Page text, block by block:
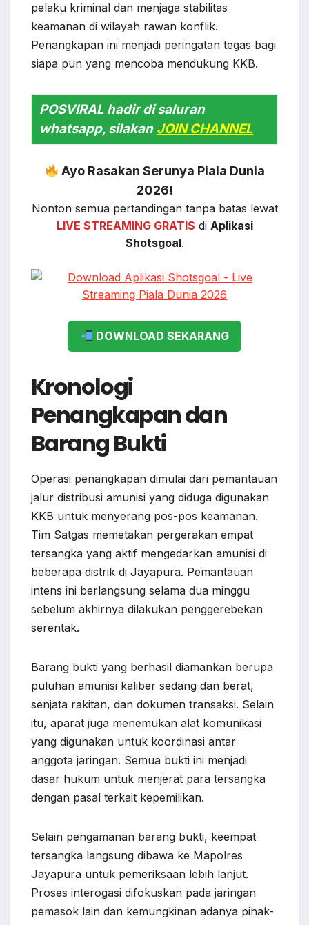
pelaku kriminal dan menjaga stabilitas
keamanan di wilayah rawan konflik.
Penangkapan ini menjadi peringatan tegas bagi
siapa pun yang mencoba mendukung KKB.
POSVIRAL hadir di saluran
whatsapp, silakan JOIN CHANNEL
Ayo Rasakan Serunya Piala Dunia
2026!
Nonton semua pertandingan tanpa batas lewat
LIVE STREAMING GRATIS di Aplikasi
Shotsgoal.
DOWNLOAD SEKARANG
Kronologi
Penangkapan dan
Barang Bukti
Operasi penangkapan dimulai dari pemantauan
jalur distribusi amunisi yang diduga digunakan
KKB untuk menyerang pos-pos keamanan.
Tim Satgas memetakan pergerakan empat
tersangka yang aktif mengedarkan amunisi di
beberapa distrik di Jayapura. Pemantauan
intens ini berlangsung selama dua minggu
sebelum akhirnya dilakukan penggerebekan
serentak.
Barang bukti yang berhasil diamankan berupa
puluhan amunisi kaliber sedang dan berat,
senjata rakitan, dan dokumen transaksi. Selain
itu, aparat juga menemukan alat komunikasi
yang digunakan untuk koordinasi antar
anggota jaringan. Semua bukti ini menjadi
dasar hukum untuk menjerat para tersangka
dengan pasal terkait kepemilikan.
Selain pengamanan barang bukti, keempat
tersangka langsung dibawa ke Mapolres
Jayapura untuk pemeriksaan lebih lanjut.
Proses interogasi difokuskan pada jaringan
pemasok lain dan kemungkinan adanya pihak-